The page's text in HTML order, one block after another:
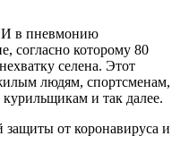
в пневмонию
согласно которому 80
селена. Этот
людям, спортсменам,
и так далее.
защиты от коронавируса и